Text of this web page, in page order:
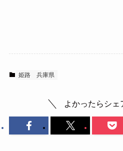
姫路 兵庫県
よかったらシェ